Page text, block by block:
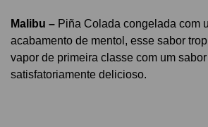
Malibu – Piña Colada congelada com
acabamento de mentol, esse sabor
vapor de primeira classe com um sabor
satisfatoriamente delicioso.